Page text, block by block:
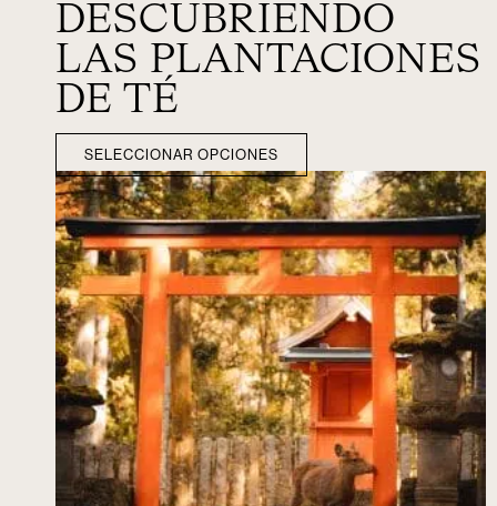
DESCUBRIENDO
LAS PLANTACIONES
DE TÉ
SELECCIONAR OPCIONES